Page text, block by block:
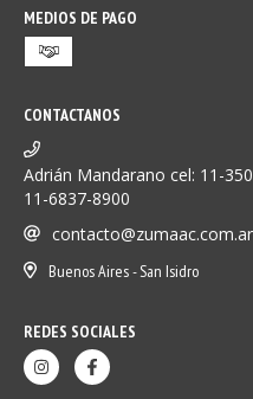
MEDIOS DE PAGO
CONTACTANOS
Adrián Mandarano cel: 11-
11-6837-8900
contacto@zumaac.com.ar
Buenos Aires - San Isidro
REDES SOCIALES